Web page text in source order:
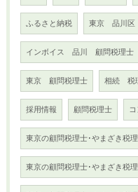
ふるさと納税 東京 品川区
インボイス 品川 顧問税理士
東京 顧問税理士 相続 税
採用情報 顧問税理士
東京の顧問税理士･やまざき税
東京の顧問税理士･やまざき税